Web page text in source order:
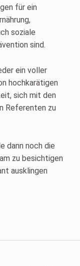
für ein
soziale
sind.
ein voller
hochkarätigen
sich mit den
Referenten zu
dann noch die
zu besichtigen
ausklingen